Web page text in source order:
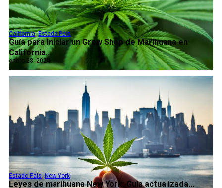
Guía para Iniciar un Grow Shop de Marihuana en
California...
California,Estado Pais
enero 28, 2024
Leyes de marihuana New York: Guía actualizada...
Estado Pais,New York